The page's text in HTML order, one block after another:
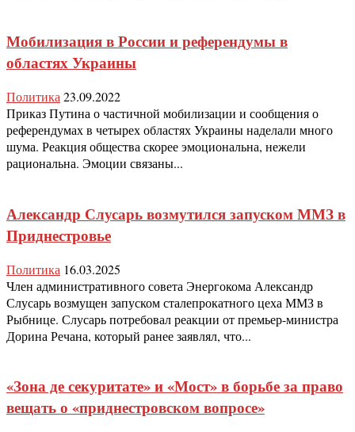
Мобилизация в России и референдумы в
областях Украины
Политика 23.09.2022
Приказ Путина о частичной мобилизации и сообщения о
референдумах в четырех областях Украины наделали много
шума. Реакция общества скорее эмоциональна, нежели
рациональна. Эмоции связаны...
Александр Слусарь возмутился запуском ММЗ в
Приднестровье
Политика 16.03.2025
Член административного совета Энергокома Александр
Слусарь возмущен запуском сталепрокатного цеха ММЗ в
Рыбнице. Слусарь потребовал реакции от премьер-министра
Дорина Речана, который ранее заявлял, что...
«Зона де секуритате» и «Мост» в борьбе за право
вещать о «приднестровском вопросе»